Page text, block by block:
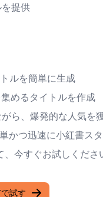
提供
ルを簡単に生成
めるタイトルを作成
ら、爆発的な人気を
かつ迅速に小紅書
今すぐお試しくださ
試す